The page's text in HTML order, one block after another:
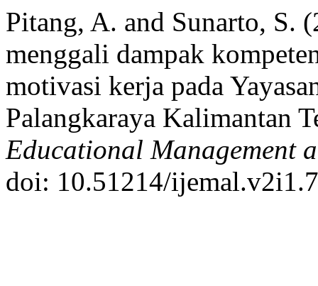
Pitang, A. and Sunarto, S.
menggali dampak
motivasi kerja pada
Palangkaraya Kalimantan
Educational Management
doi: 10.51214/